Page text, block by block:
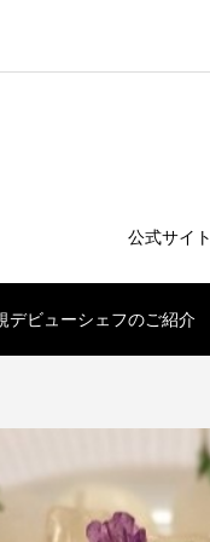
公式サイト
デビューシェフのご紹介